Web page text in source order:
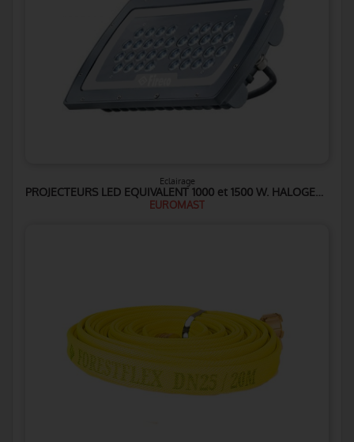
Eclairage
PROJECTEURS LED EQUIVALENT 1000 et 1500 W. HALOGENE
EUROMAST